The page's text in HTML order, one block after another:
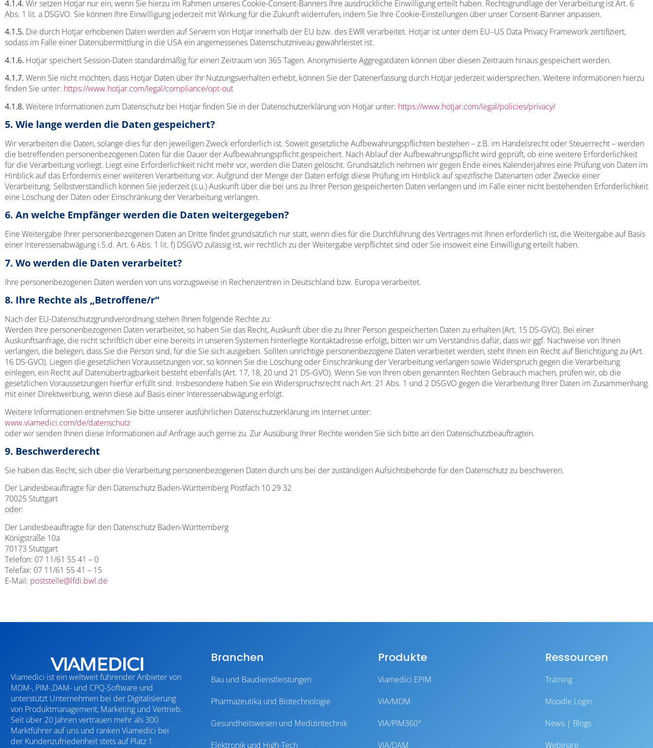
4.1.4. Wir setzen Hotjar nur ein, wenn Sie hierzu im Rahmen unseres Cookie-Consent-Banners Ihre ausdrückliche Einwilligung erteilt haben. Rechtsgrundlage der Verarbeitung ist Art. 6
Abs. 1 lit. a DSGVO. Sie können Ihre Einwilligung jederzeit mit Wirkung für die Zukunft widerrufen, indem Sie Ihre Cookie-Einstellungen über unser Consent-Banner anpassen.
4.1.5. Die durch Hotjar erhobenen Daten werden auf Servern von Hotjar innerhalb der EU bzw. des EWR verarbeitet. Hotjar ist unter dem EU–US Data Privacy Framework zertifiziert,
sodass im Falle einer Datenübermittlung in die USA ein angemessenes Datenschutzniveau gewährleistet ist.
4.1.6. Hotjar speichert Session-Daten standardmäßig für einen Zeitraum von 365 Tagen. Anonymisierte Aggregatdaten können über diesen Zeitraum hinaus gespeichert werden.
4.1.7. Wenn Sie nicht möchten, dass Hotjar Daten über Ihr Nutzungsverhalten erhebt, können Sie der Datenerfassung durch Hotjar jederzeit widersprechen. Weitere Informationen hierzu
finden Sie unter: https://www.hotjar.com/legal/compliance/opt-out
4.1.8. Weitere Informationen zum Datenschutz bei Hotjar finden Sie in der Datenschutzerklärung von Hotjar unter: https://www.hotjar.com/legal/policies/privacy/
5. Wie lange werden die Daten gespeichert?
Wir verarbeiten die Daten, solange dies für den jeweiligen Zweck erforderlich ist. Soweit gesetzliche Aufbewahrungspflichten bestehen – z.B. im Handelsrecht oder Steuerrecht – werden
die betreffenden personenbezogenen Daten für die Dauer der Aufbewahrungspflicht gespeichert. Nach Ablauf der Aufbewahrungspflicht wird geprüft, ob eine weitere Erforderlichkeit
für die Verarbeitung vorliegt. Liegt eine Erforderlichkeit nicht mehr vor, werden die Daten gelöscht. Grundsätzlich nehmen wir gegen Ende eines Kalenderjahres eine Prüfung von Daten im
Hinblick auf das Erfordernis einer weiteren Verarbeitung vor. Aufgrund der Menge der Daten erfolgt diese Prüfung im Hinblick auf spezifische Datenarten oder Zwecke einer
Verarbeitung. Selbstverständlich können Sie jederzeit (s.u.) Auskunft über die bei uns zu Ihrer Person gespeicherten Daten verlangen und im Falle einer nicht bestehenden Erforderlichkeit
eine Löschung der Daten oder Einschränkung der Verarbeitung verlangen.
6. An welche Empfänger werden die Daten weitergegeben?
Eine Weitergabe Ihrer personenbezogenen Daten an Dritte findet grundsätzlich nur statt, wenn dies für die Durchführung des Vertrages mit Ihnen erforderlich ist, die Weitergabe auf Basis
einer Interessenabwägung i.S.d. Art. 6 Abs. 1 lit. f) DSGVO zulässig ist, wir rechtlich zu der Weitergabe verpflichtet sind oder Sie insoweit eine Einwilligung erteilt haben.
7. Wo werden die Daten verarbeitet?
Ihre personenbezogenen Daten werden von uns vorzugsweise in Rechenzentren in Deutschland bzw. Europa verarbeitet.
8. Ihre Rechte als „Betroffene/r“
Nach der EU-Datenschutzgrundverordnung stehen Ihnen folgende Rechte zu:
Werden Ihre personenbezogenen Daten verarbeitet, so haben Sie das Recht, Auskunft über die zu Ihrer Person gespeicherten Daten zu erhalten (Art. 15 DS-GVO). Bei einer
Auskunftsanfrage, die nicht schriftlich über eine bereits in unseren Systemen hinterlegte Kontaktadresse erfolgt, bitten wir um Verständnis dafür, dass wir ggf. Nachweise von Ihnen
verlangen, die belegen, dass Sie die Person sind, für die Sie sich ausgeben. Sollten unrichtige personenbezogene Daten verarbeitet werden, steht Ihnen ein Recht auf Berichtigung zu (Art.
16 DS-GVO). Liegen die gesetzlichen Voraussetzungen vor, so können Sie die Löschung oder Einschränkung der Verarbeitung verlangen sowie Widerspruch gegen die Verarbeitung
einlegen, ein Recht auf Datenübertragbarkeit besteht ebenfalls (Art. 17, 18, 20 und 21 DS-GVO). Wenn Sie von Ihren oben genannten Rechten Gebrauch machen, prüfen wir, ob die
gesetzlichen Voraussetzungen hierfür erfüllt sind. Insbesondere haben Sie ein Widerspruchsrecht nach Art. 21 Abs. 1 und 2 DSGVO gegen die Verarbeitung Ihrer Daten im Zusammenhang
mit einer Direktwerbung, wenn diese auf Basis einer Interessenabwägung erfolgt.
Weitere Informationen entnehmen Sie bitte unserer ausführlichen Datenschutzerklärung im Internet unter:
www.viamedici.com/de/datenschutz
oder wir senden Ihnen diese Informationen auf Anfrage auch gerne zu. Zur Ausübung Ihrer Rechte wenden Sie sich bitte an den Datenschutzbeauftragten.
9. Beschwerderecht
Sie haben das Recht, sich über die Verarbeitung personenbezogenen Daten durch uns bei der zuständigen Aufsichtsbehörde für den Datenschutz zu beschweren.
Der Landesbeauftragte für den Datenschutz Baden-Württemberg Postfach 10 29 32
70025 Stuttgart
oder:
Der Landesbeauftragte für den Datenschutz Baden-Württemberg
Königstraße 10a
70173 Stuttgart
Telefon: 07 11/61 55 41 – 0
Telefax: 07 11/61 55 41 – 15
E-Mail: poststelle@lfdi.bwl.de
Viamedici ist ein weltweit führender Anbieter von
MDM-, PIM-,DAM- und CPQ-Software und
unterstützt Unternehmen bei der Digitalisierung
von Produktmanagement, Marketing und Vertrieb.
Seit über 20 Jahren vertrauen mehr als 300
Marktführer auf uns und ranken Viamedici bei
der Kundenzufriedenheit stets auf Platz 1.
Branchen
Bau und Baudienstleistungen
Pharmazeutika und Biotechnologie
Gesundheitswesen und Medizintechnik
Elektronik und High-Tech
Produkte
Viamedici EPIM
VIA/MDM
VIA/PIM360°
VIA/DAM
Ressourcen
Training
Moodle Login
News | Blogs
Webinare